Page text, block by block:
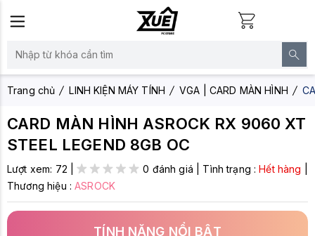
Trang chủ LINH KIỆN MÁY TÍNH VGA | CARD MÀN HÌNH
CARD MÀN HÌNH ASROCK RX 9060 XT
STEEL LEGEND 8GB OC
Lượt xem: 72 | 0 đánh giá Tình trạng :Hết hàng
Thương hiệu :ASROCK
TÍNH NĂNG NỔI BẬT